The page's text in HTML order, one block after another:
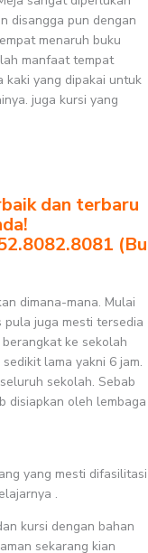
disangga pun dengan
menaruh buku
manfaat tempat
kaki yang dipakai untuk
juga kursi yang
dan terbaru
(Bu
dimana-mana. Mulai
pula juga mesti tersedia
ke sekolah
lama yakni 6 jam.
sekolah. Sebab
disiapkan oleh lembaga
yang mesti difasilitasi
.
kursi dengan bahan
sekarang kian